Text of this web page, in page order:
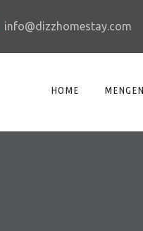
info@dizzhomestay.com
HOME